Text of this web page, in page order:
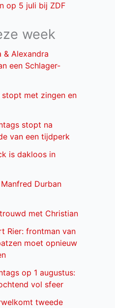
op 5 juli bij ZDF
week
& Alexandra
een Schlager-
stopt met zingen en
stopt na
van een tijdperk
is dakloos in
Durban
met Christian
Rier: frontman van
moet opnieuw
op 1 augustus:
vol sfeer
tweede